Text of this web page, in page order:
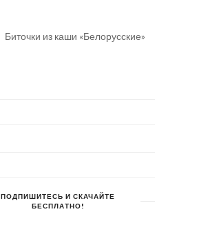
Биточки из каши «Белорусские»
ПОДПИШИТЕСЬ И СКАЧАЙТЕ
БЕСПЛАТНО!